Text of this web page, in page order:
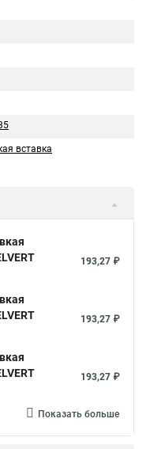
вставка
193,27 ₽
193,27 ₽
193,27 ₽
Показать больше